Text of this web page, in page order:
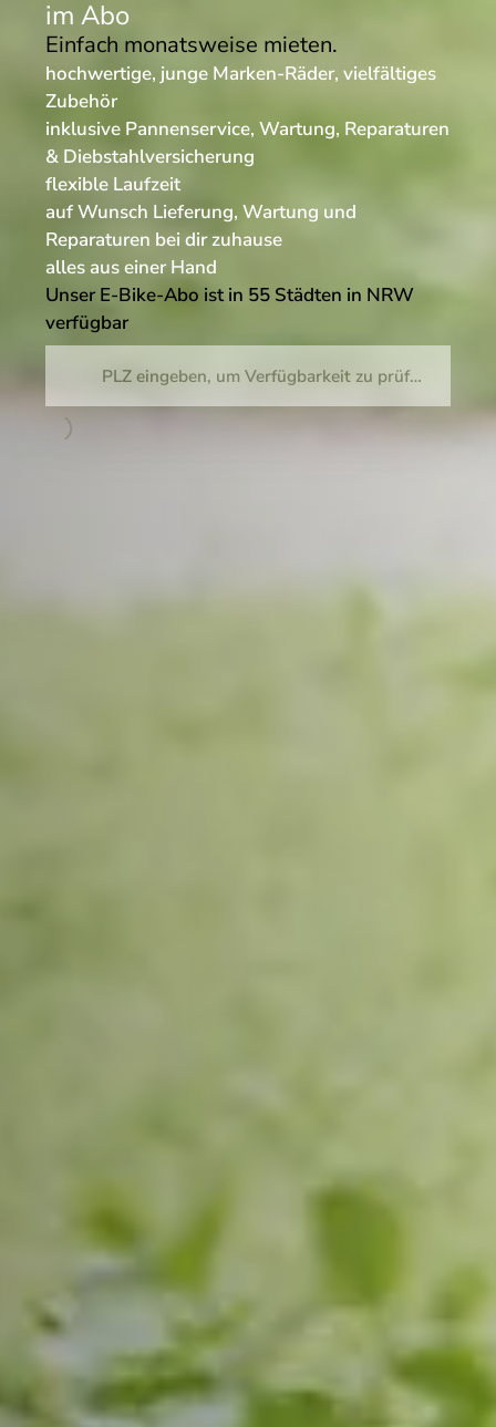
im Abo
Einfach monatsweise mieten.
hochwertige, junge Marken-Räder, vielfältiges
Zubehör
inklusive Pannenservice, Wartung, Reparaturen
& Diebstahlversicherung
flexible Laufzeit
auf Wunsch Lieferung, Wartung und
Reparaturen bei dir zuhause
alles aus einer Hand
Unser E-Bike-Abo ist in 55 Städten in NRW
verfügbar